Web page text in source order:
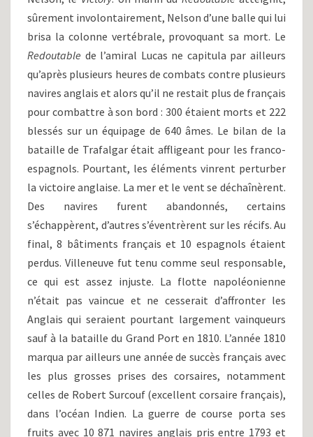
sûrement involontairement, Nelson d’une balle qui lui
brisa la colonne vertébrale, provoquant sa mort. Le
Redoutable de l’amiral Lucas ne capitula par ailleurs
qu’après plusieurs heures de combats contre plusieurs
navires anglais et alors qu’il ne restait plus de français
pour combattre à son bord : 300 étaient morts et 222
blessés sur un équipage de 640 âmes. Le bilan de la
bataille de Trafalgar était affligeant pour les franco-
espagnols. Pourtant, les éléments vinrent perturber
la victoire anglaise. La mer et le vent se déchaînèrent.
Des navires furent abandonnés, certains
s’échappèrent, d’autres s’éventrèrent sur les récifs. Au
final, 8 bâtiments français et 10 espagnols étaient
perdus. Villeneuve fut tenu comme seul responsable,
ce qui est assez injuste. La flotte napoléonienne
n’était pas vaincue et ne cesserait d’affronter les
Anglais qui seraient pourtant largement vainqueurs
sauf à la bataille du Grand Port en 1810. L’année 1810
marqua par ailleurs une année de succès français avec
les plus grosses prises des corsaires, notamment
celles de Robert Surcouf (excellent corsaire français),
dans l’océan Indien. La guerre de course porta ses
fruits avec 10 871 navires anglais pris entre 1793 et